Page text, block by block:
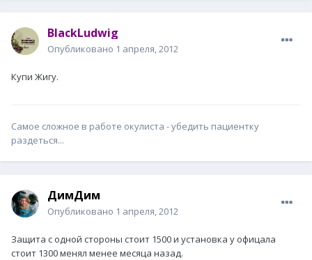
BlackLudwig
Опубликовано 1 апреля, 2012
Купи Жигу.
Самое сложное в работе окулиста - убедить пациентку
раздеться...
ДимДим
Опубликовано 1 апреля, 2012
Защита с одной стороны стоит 1500 и установка у офицала
стоит 1300 менял менее месяца назад.